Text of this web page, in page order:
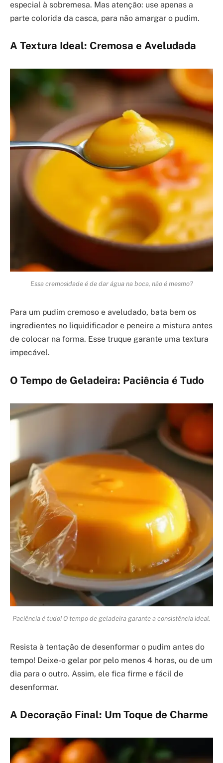
especial à sobremesa. Mas atenção: use apenas a
parte colorida da casca, para não amargar o pudim.
A Textura Ideal: Cremosa e Aveludada
Essa cremosidade é de dar água na boca, não é mesmo?
Para um pudim cremoso e aveludado, bata bem os
ingredientes no liquidificador e peneire a mistura antes
de colocar na forma. Esse truque garante uma textura
impecável.
O Tempo de Geladeira: Paciência é Tudo
Paciência é tudo! O tempo de geladeira garante a consistência ideal.
Resista à tentação de desenformar o pudim antes do
tempo! Deixe-o gelar por pelo menos 4 horas, ou de um
dia para o outro. Assim, ele fica firme e fácil de
desenformar.
A Decoração Final: Um Toque de Charme